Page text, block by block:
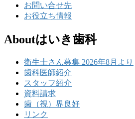
お問い合せ先
お役立ち情報
Aboutはいき歯科
衛生士さん募集 2026年8月より
歯科医師紹介
スタッフ紹介
資料請求
歯（視）界良好
リンク